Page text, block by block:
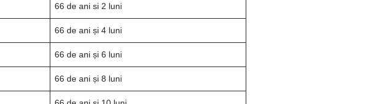
66 de ani si 2 luni
66 de ani și 4 luni
66 de ani și 6 luni
66 de ani și 8 luni